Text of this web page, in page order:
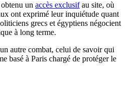
un accès exclusifau site, où
ont exprimé leur inquiétude quant
grecs et égyptiens négocient
à long terme.
autre combat, celui de savoir qui
basé à Paris chargé de protéger le